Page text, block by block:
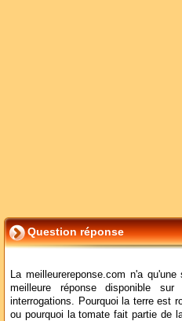
Question réponse
La meilleurereponse.com n'a
meilleure réponse disponible
interrogations. Pourquoi la terre est
ou pourquoi la tomate fait partie de